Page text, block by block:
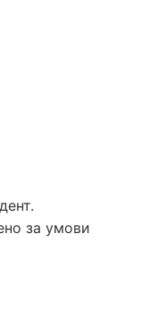
за умови